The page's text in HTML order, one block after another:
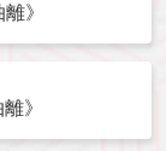
》
》